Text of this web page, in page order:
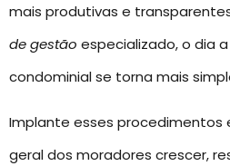
mais produtivas e
de gestão especializado, o dia
condominial se torna mais
Implante esses procedimentos
geral dos moradores crescer,